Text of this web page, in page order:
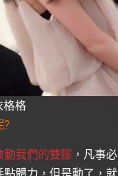
格格
?
動我們的雙腳 ，凡事